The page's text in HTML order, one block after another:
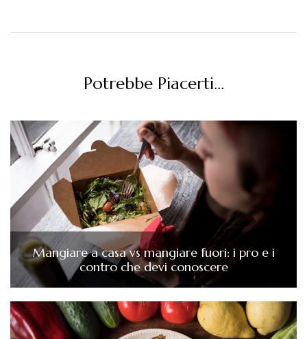
Potrebbe Piacerti...
Mangiare a casa vs mangiare fuori: i pro e i
contro che devi conoscere